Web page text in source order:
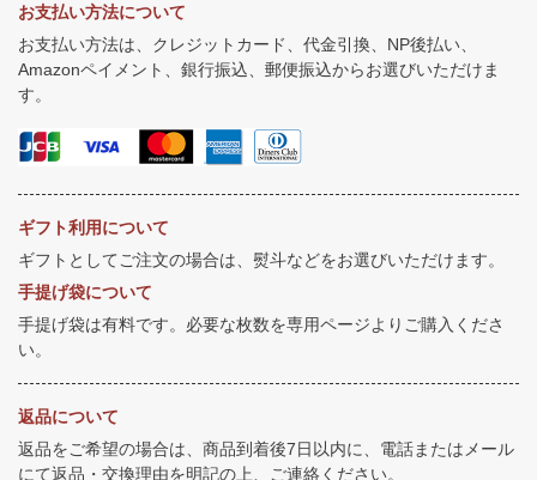
お支払い方法について
お支払い方法は、クレジットカード、代金引換、NP後払い、
Amazonペイメント、銀行振込、郵便振込からお選びいただけま
す。
ギフト利用について
ギフトとしてご注文の場合は、熨斗などをお選びいただけます。
手提げ袋について
手提げ袋は有料です。必要な枚数を専用ページよりご購入くださ
い。
返品について
返品をご希望の場合は、商品到着後7日以内に、電話またはメール
にて返品・交換理由を明記の上、ご連絡ください。